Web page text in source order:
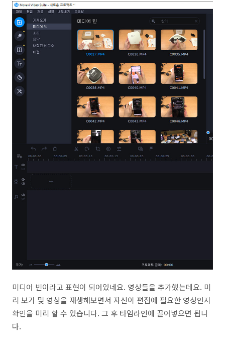
미디어 빈이라고 표현이 되어있네요. 영상들을 추가했는데요. 미
리 보기 및 영상을 재생해보면서 자신이 편집에 필요한 영상인지
확인을 미리 할 수 있습니다. 그 후 타임라인에 끌어넣으면 됩니
다.